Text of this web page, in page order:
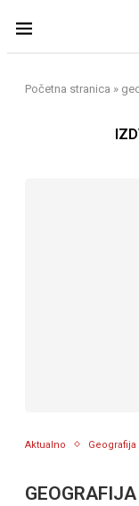
Početna stranica »
Aktualno Geografija